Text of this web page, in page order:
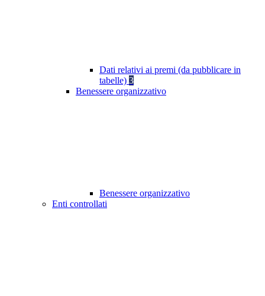
Dati relativi ai premi (da pubblicare in
tabelle) 3
Benessere organizzativo
Benessere organizzativo
Enti controllati